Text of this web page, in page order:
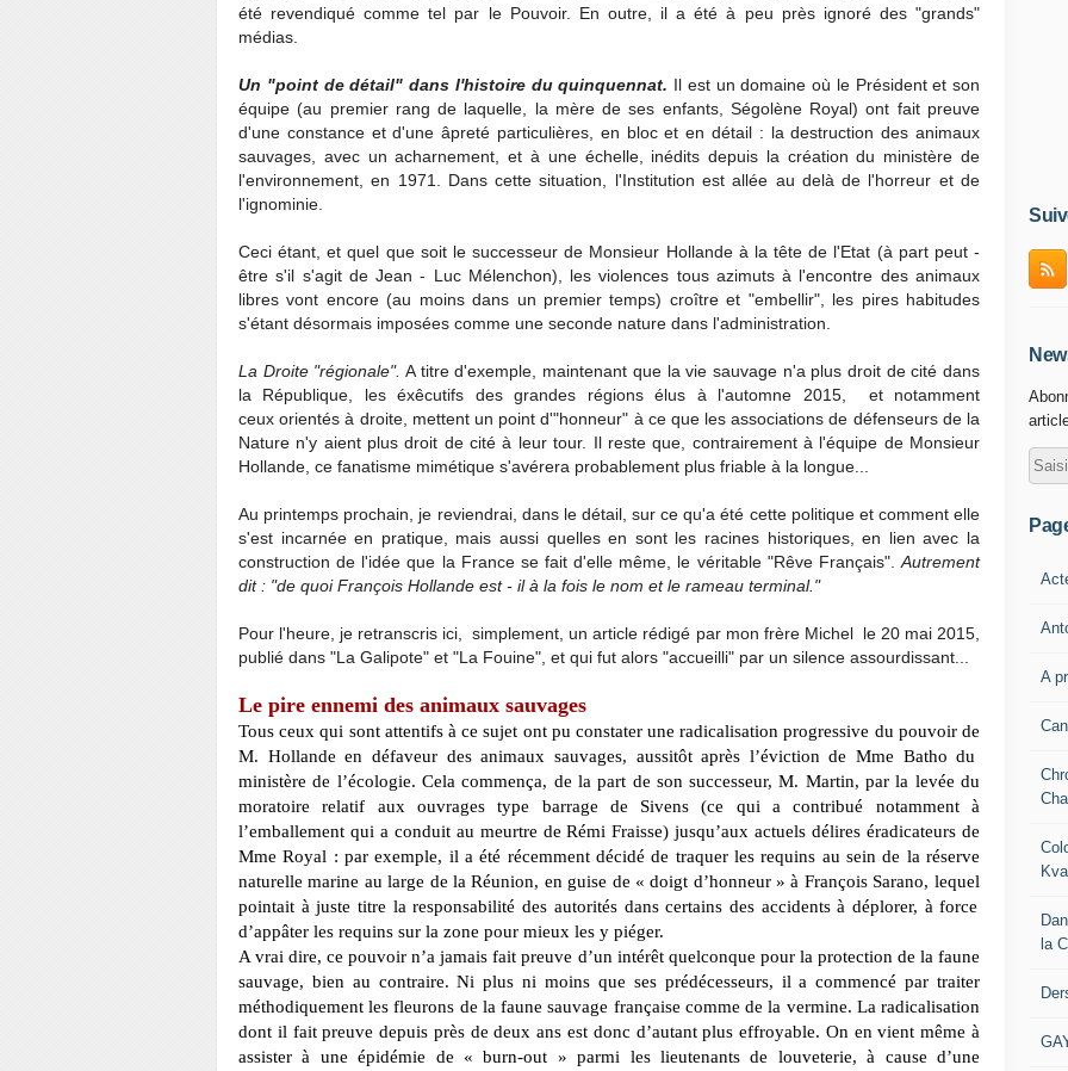
été revendiqué comme tel par le Pouvoir. En outre, il a été à peu près ignoré des "grands"
médias.
Un "point de détail" dans l'histoire du quinquennat. Il est un domaine où le Président et son
équipe (au premier rang de laquelle, la mère de ses enfants, Ségolène Royal) ont fait preuve
d'une constance et d'une âpreté particulières, en bloc et en détail : la destruction des animaux
sauvages, avec un acharnement, et à une échelle, inédits depuis la création du ministère de
l'environnement, en 1971. Dans cette situation, l'Institution est allée au delà de l'horreur et de
l'ignominie.
Ceci étant, et quel que soit le successeur de Monsieur Hollande à la tête de l'Etat (à part peut -
être s'il s'agit de Jean - Luc Mélenchon), les violences tous azimuts à l'encontre des animaux
libres vont encore (au moins dans un premier temps) croître et "embellir", les pires habitudes
s'étant désormais imposées comme une seconde nature dans l'administration.
La Droite "régionale". A titre d'exemple, maintenant que la vie sauvage n'a plus droit de cité dans
la République, les éxêcutifs des grandes régions élus à l'automne 2015, et notamment
ceux orientés à droite, mettent un point d'"honneur" à ce que les associations de défenseurs de la
Nature n'y aient plus droit de cité à leur tour. Il reste que, contrairement à l'équipe de Monsieur
Hollande, ce fanatisme mimétique s'avérera probablement plus friable à la longue...
Au printemps prochain, je reviendrai, dans le détail, sur ce qu'a été cette politique et comment elle
s'est incarnée en pratique, mais aussi quelles en sont les racines historiques, en lien avec la
construction de l'idée que la France se fait d'elle même, le véritable "Rêve Français". Autrement
dit : "de quoi François Hollande est - il à la fois le nom et le rameau terminal."
Pour l'heure, je retranscris ici, simplement, un article rédigé par mon frère Michel le 20 mai 2015,
publié dans "La Galipote" et "La Fouine", et qui fut alors "accueilli" par un silence assourdissant...
Le pire ennemi des animaux sauvages
Tous ceux qui sont attentifs à ce sujet ont pu constater une radicalisation progressive du pouvoir de
M. Hollande en défaveur des animaux sauvages, aussitôtaprès l’éviction de Mme Batho du
ministère de l’écologie. Cela commença, de la part de son successeur, M. Martin, par la levée du
moratoire relatif aux ouvrages type barrage de Sivens (ce qui a contribué notamment à
l’emballement qui a conduit au meurtre de Rémi Fraisse) jusqu’aux actuels délires éradicateurs de
Mme Royal : par exemple, il a été récemmentdécidé de traquer les requins au sein de la réserve
naturelle marine au large de la Réunion, en guise de « doigt d’honneur » à François Sarano, lequel
pointait à juste titre la responsabilité des autoritésdans certains des accidents à déplorer, à force
d’appâter les requins sur la zone pour mieux les y piéger.
A vrai dire, ce pouvoir n’a jamais fait preuve d’un intérêt quelconque pour la protection de la faune
sauvage, bien au contraire. Ni plus ni moins que ses prédécesseurs, il a commencé par traiter
méthodiquement les fleurons de la faune sauvage française comme de la vermine. La radicalisation
dont il fait preuve depuis près de deux ans est donc d’autant plus effroyable. On en vient même à
assister à une épidémie de « burn-out » parmi les lieutenants de louveterie, à cause d’une
A
la